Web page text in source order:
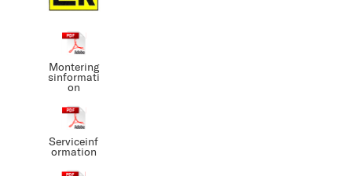
Montering
sinformati
on
Serviceinf
ormation